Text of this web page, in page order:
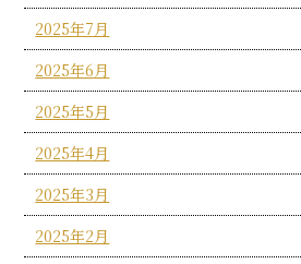
2025年7月
2025年6月
2025年5月
2025年4月
2025年3月
2025年2月